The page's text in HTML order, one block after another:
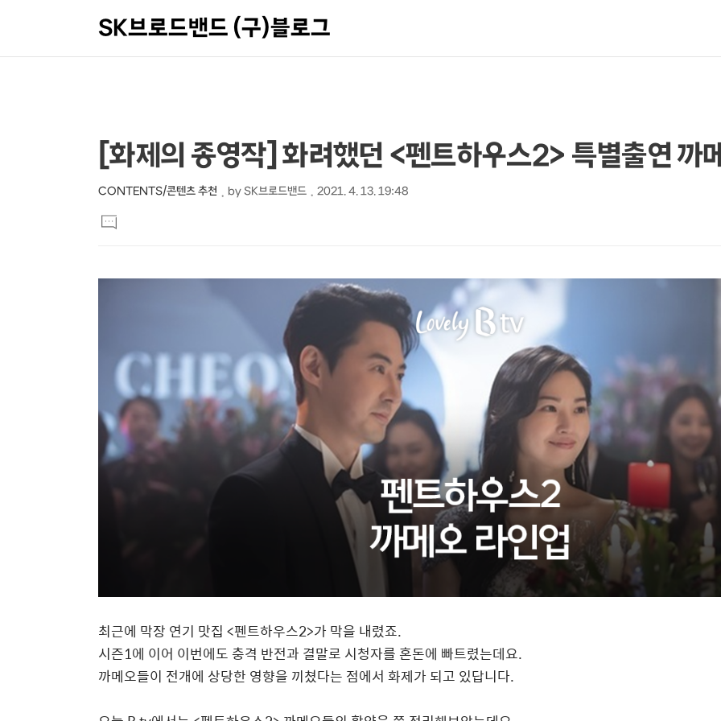
SK브로드밴드 (구)블로그
상
세
컨
텐
본
문
제
목
[화제의 종영작] 화려했던 <펜트하우스2> 특별출연 까
CONTENTS/콘텐츠 추천 by SK브로드밴드 2021. 4. 13. 19:48
문
댓
글
최근에 막장 연기 맛집 <펜트하우스2>가 막을 내렸죠.
시즌1에 이어 이번에도 충격 반전과 결말로 시청자를 혼돈에 빠트렸는데요.
까메오들이 전개에 상당한 영향을 끼쳤다는 점에서 화제가 되고 있답니다.